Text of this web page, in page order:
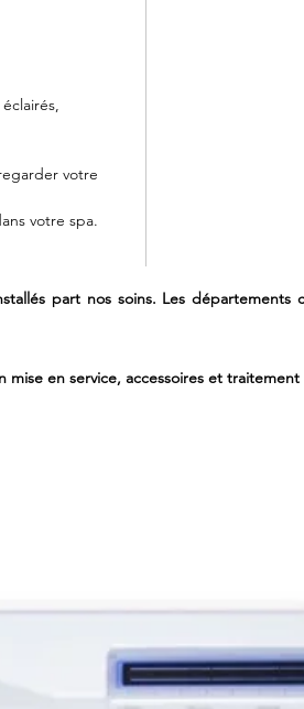
votre
votre spa.
part nos soins. Les départements
mise en service, accessoires et traitement